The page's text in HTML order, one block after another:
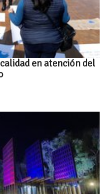
en atención del